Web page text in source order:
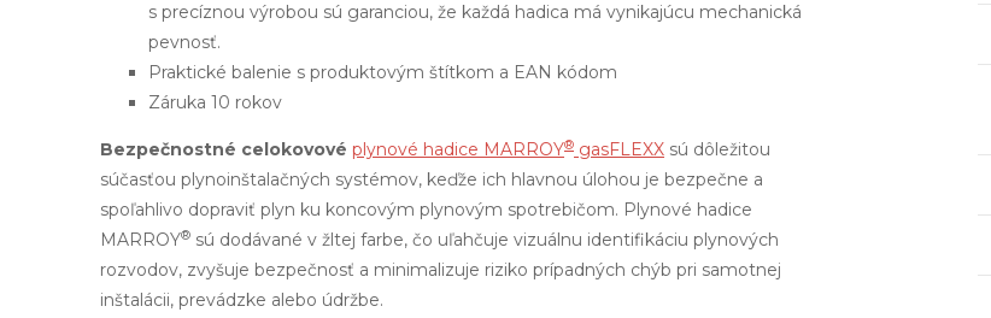
s precíznou výrobou sú garanciou, že každá hadica má vynikajúcu mechanická
pevnosť.
Praktické balenie s produktovým štítkom a EAN kódom
Záruka 10 rokov
Bezpečnostné celokovové plynové hadice MARROY® gasFLEXX sú dôležitou
súčasťou plynoinštalačných systémov, keďže ich hlavnou úlohou je bezpečne a
spoľahlivo dopraviť plyn ku koncovým plynovým spotrebičom. Plynové hadice
MARROY® sú dodávané v žltej farbe, čo uľahčuje vizuálnu identifikáciu plynových
rozvodov, zvyšuje bezpečnosť a minimalizuje riziko prípadných chýb pri samotnej
inštalácii, prevádzke alebo údržbe.